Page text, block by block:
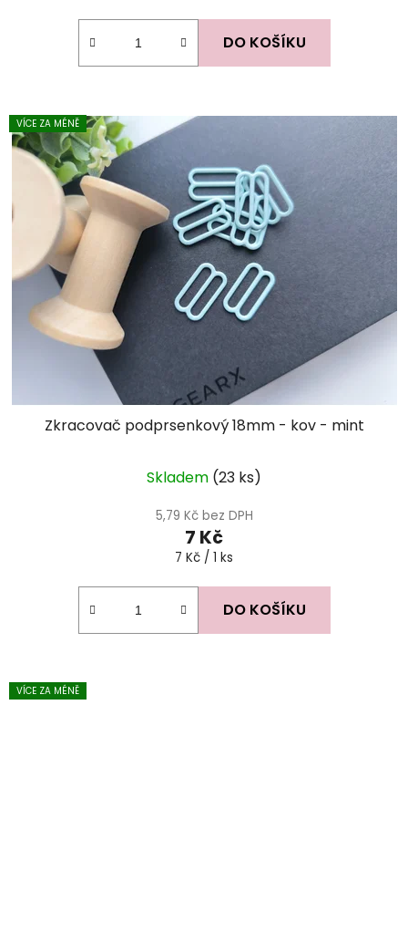
DO KOŠÍKU
VÍCE ZA MÉNĚ
Zkracovač podprsenkový 18mm - kov - mint
Skladem (23 ks)
5,79 Kč bez DPH
7 Kč
Měrná
7 Kč / 1 ks
DO KOŠÍKU
VÍCE ZA MÉNĚ